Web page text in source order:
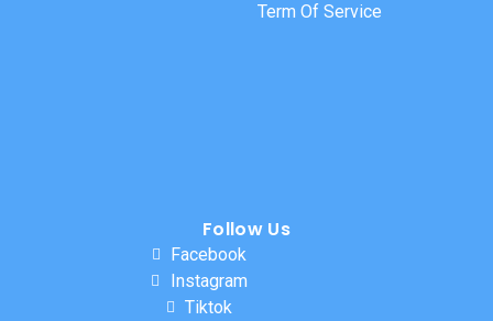
Term Of Service
Follow Us
Facebook
Instagram
Tiktok